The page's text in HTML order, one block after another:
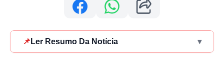
📌 Ler Resumo Da Notícia ▾